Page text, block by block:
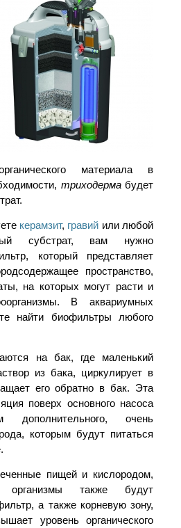
материала в
триходермабудет
керамзит, гравий или любой
субстрат, вам нужно
который представляет
пространство,
на которых могут расти и
В аквариумных
найти биофильтры любого
на бак, где маленький
из бака, циркулирует в
его обратно в бак. Эта
поверх основного насоса
дополнительного, очень
которым будут питаться
пищей и кислородом,
организмы также будут
а также корневую зону,
уровень органического